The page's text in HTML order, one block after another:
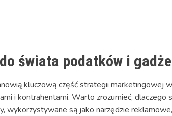
świata podatków i
kluczową część strategii marketingowej
i kontrahentami. Warto zrozumieć,
wykorzystywane są jako narzędzie